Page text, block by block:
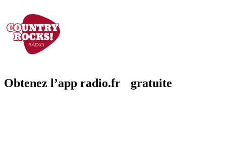
Obtenez l’app radio.fr gratuite